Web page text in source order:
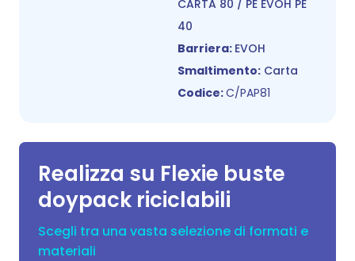
CARTA 80 / PE EVOH PE
40
Barriera: EVOH
Smaltimento: Carta
Codice:C/PAP81
Realizza su Flexie buste
doypack riciclabili
Scegli tra una vasta selezione di formati e
materiali